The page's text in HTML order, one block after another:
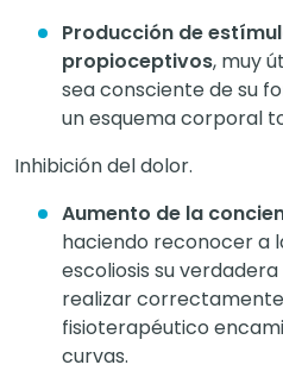
Producción de
propioceptivos, muy
sea consciente de su
un esquema corporal
Inhibición del dolor.
Aumento de la
haciendo reconocer a
escoliosis su
realizar
fisioterapéutico
curvas.